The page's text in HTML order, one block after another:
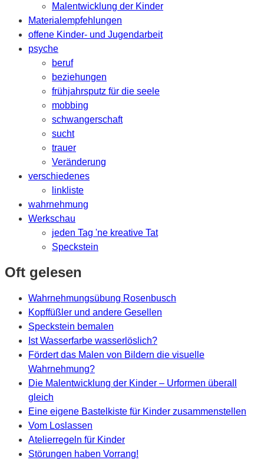
Malentwicklung der Kinder
Materialempfehlungen
offene Kinder- und Jugendarbeit
psyche
beruf
beziehungen
frühjahrsputz für die seele
mobbing
schwangerschaft
sucht
trauer
Veränderung
verschiedenes
linkliste
wahrnehmung
Werkschau
jeden Tag 'ne kreative Tat
Speckstein
Oft gelesen
Wahrnehmungsübung Rosenbusch
Kopffüßler und andere Gesellen
Speckstein bemalen
Ist Wasserfarbe wasserlöslich?
Fördert das Malen von Bildern die visuelle
Wahrnehmung?
Die Malentwicklung der Kinder – Urformen überall
gleich
Eine eigene Bastelkiste für Kinder zusammenstellen
Vom Loslassen
Atelierregeln für Kinder
Störungen haben Vorrang!